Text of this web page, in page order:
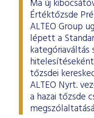
Ma új
Értéktőzsde
ALTEO Group
lépett a
kategóriaváltás
tőzsdei
ALTEO Nyrt.
a hazai tőzsde